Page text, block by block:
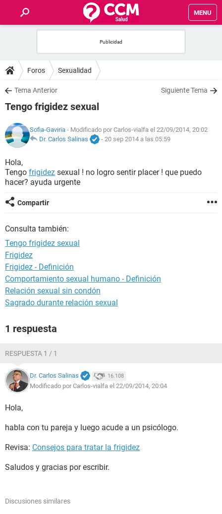
MENU
FOROS
SALUD
FAMILIA
NUTRICIÓN
BIENESTAR
Foros Sexualidad
Tema Anterior Siguiente Tema
Tengo frigidez sexual
Sofia-Gaviria - Modificado por Carlos-vialfa el 22/09/2014, 20:02
Dr. Carlos Salinas
- 20 sep 2014 a las 05:59
Hola,
Tengo frigidez sexual ! no logro sentir placer ! que puedo
hacer? ayuda urgente
Compartir
Consulta también:
Tengo frigidez sexual
Frigidez
Frigidez - Definición
Comportamiento sexual humano - Definición
Relación sexual sin condón
Sagrado durante relación sexual
1 respuesta
RESPUESTA 1 / 1
Dr. Carlos Salinas 16.108
Modificado por Carlos-vialfa el 22/09/2014, 20:04
Hola,
habla con tu pareja y luego acude a un psicólogo.
Revisa: Consejos para tratar la frigidez
Saludos y gracias por escribir.
Discusiones similares